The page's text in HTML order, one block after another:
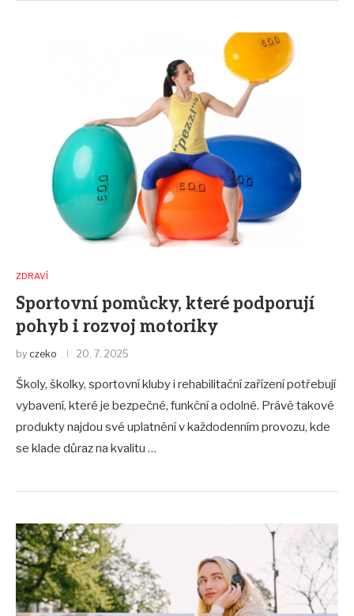
ZDRAVÍ
Sportovní pomůcky, které podporují
pohyb i rozvoj motoriky
by czeko 20. 7. 2025
Školy, školky, sportovní kluby i rehabilitační zařízení potřebují
vybavení, které je bezpečné, funkční a odolné. Právě takové
produkty najdou své uplatnění v každodenním provozu, kde
se klade důraz na kvalitu …